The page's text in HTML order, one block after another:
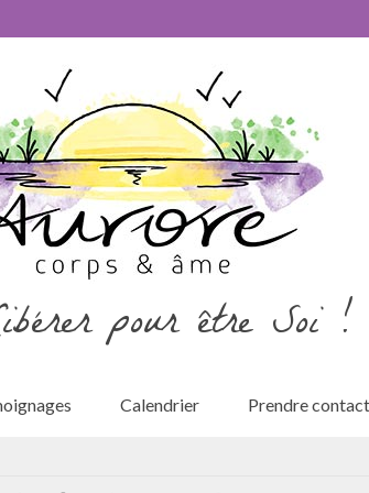
pour être Soi !
Calendrier Prendre contact